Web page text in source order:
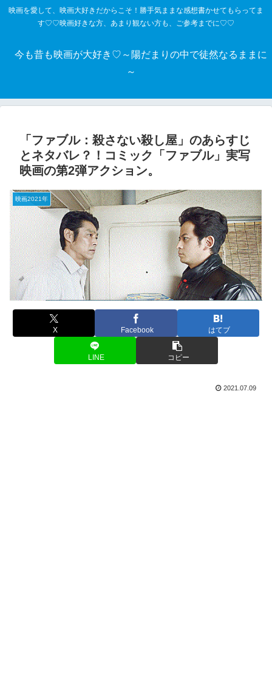
映画を愛して、映画大好きだからこそ！勝手気ままな感想書かせてもらってま
す♡♡映画好きな方、あまり観ない方も、ご参考までに♡♡
今も昔も映画が大好き♡～陽だまりの中で徒然なるままに
～
「ファブル：殺さない殺し屋」のあらすじ
とネタバレ？！コミック「ファブル」実写
映画の第2弾アクション。
映画2021年
X Facebook はてブ
LINE コピー
2021.07.09